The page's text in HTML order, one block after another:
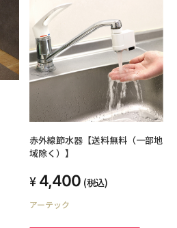
赤外線節水器【送料無料（一部地
域除く）】
4,400 (税込)
アーテック